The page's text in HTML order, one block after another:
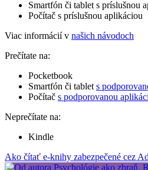
Smartfón či tablet s príslušnou
Počítač s príslušnou aplikáciou
Viac informácií v našich návodoch
Prečítate na:
Pocketbook
Smartfón či tablet s
Počítač s podporovanou
Neprečítate na:
Kindle
Ako čítať e-knihy zabezpečené cez